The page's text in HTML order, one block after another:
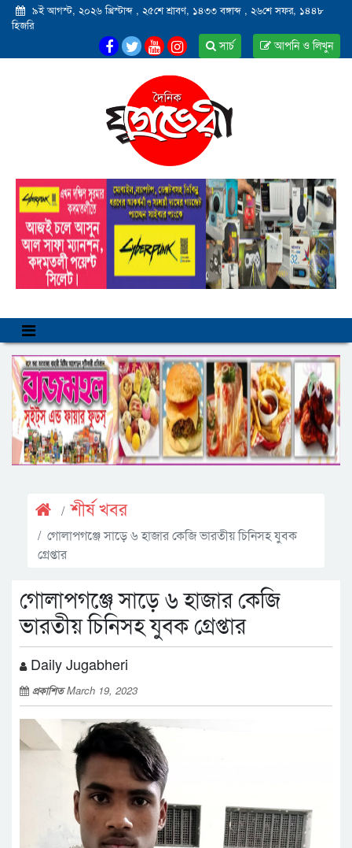
৯ই আগস্ট, ২০২৬ খ্রিস্টাব্দ , ২৫শে শ্রাবণ, ১৪৩৩ বঙ্গাব্দ , ২৬শে সফর, ১৪৪৮
হিজরি
আপনি ও লিখুন
সার্চ
শীর্ষ খবর
গোলাপগঞ্জে সাড়ে ৬ হাজার কেজি ভারতীয় চিনিসহ যুবক
গ্রেপ্তার
গোলাপগঞ্জে সাড়ে ৬ হাজার কেজি
ভারতীয় চিনিসহ যুবক গ্রেপ্তার
Daily Jugabheri
প্রকাশিতMarch 19, 2023